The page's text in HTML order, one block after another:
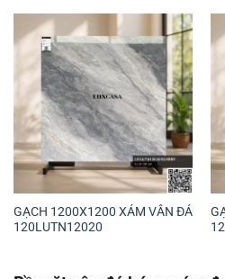
GẠCH 1200X1200 XÁM VÂN ĐÁ
120LUTN12020